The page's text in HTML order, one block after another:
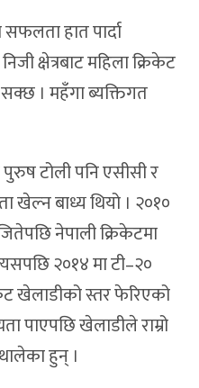
सफलता हात पार्दा
क्षेत्रबाट महिला क्रिकेट
सक्छ । महँगा ब्यक्तिगत
टोली पनि एसीसी र
खेल्न बाध्य थियो । २०१०
नेपाली क्रिकेटमा
२०१४ मा टी–२०
खेलाडीको स्तर फेरिएको
पाएपछि खेलाडीले राम्रो
हुन् ।